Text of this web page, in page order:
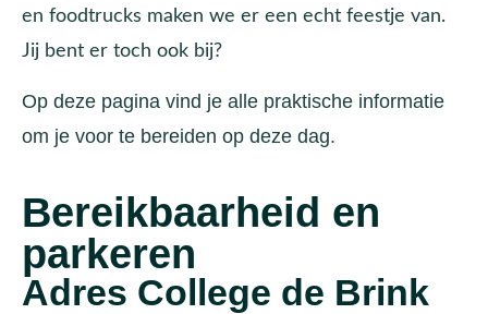
en foodtrucks maken we er een echt feestje van.
Jij bent er toch ook bij?
Op deze pagina vind je alle praktische informatie
om je voor te bereiden op deze dag.
Bereikbaarheid en
parkeren
Adres College de Brink